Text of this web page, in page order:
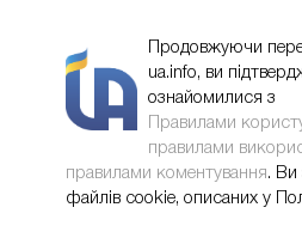
Продовжуючи
ua.info, ви
ознайомилися з
Правилами
правилами
правилами коментування. Ви
файлів cookie, описаних у